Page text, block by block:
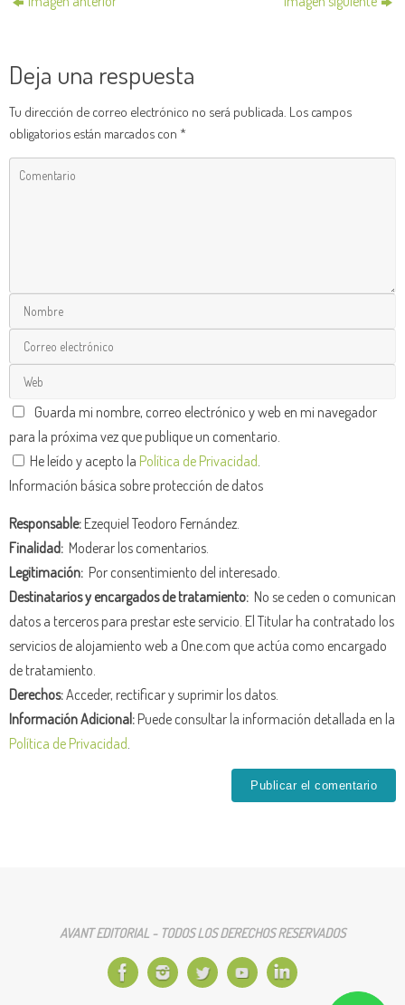
Deja una respuesta
Tu dirección de correo electrónico no será publicada. Los campos
obligatorios están marcados con *
Guarda mi nombre, correo electrónico y web en mi navegador
para la próxima vez que publique un comentario.
He leído y acepto la Política de Privacidad
Información básica sobre protección de datos
Responsable:Ezequiel Teodoro Fernández.
Finalidad: Moderar los comentarios.
Legitimación: Por consentimiento del interesado.
Destinatarios y encargados de tratamiento: No se ceden o comunican
datos a terceros para prestar este servicio. El Titular ha contratado los
servicios de alojamiento web a One.com que actúa como encargado
de tratamiento.
Derechos:Acceder, rectificar y suprimir los datos.
Información Adicional:Puede consultar la información detallada en la
Política de Privacidad
AVANT EDITORIAL - TODOS LOS DERECHOS RESERVADOS